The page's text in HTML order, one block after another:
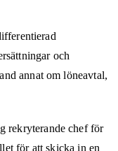
och
annat om löneavtal,
rekryterande chef för
för att skicka in en